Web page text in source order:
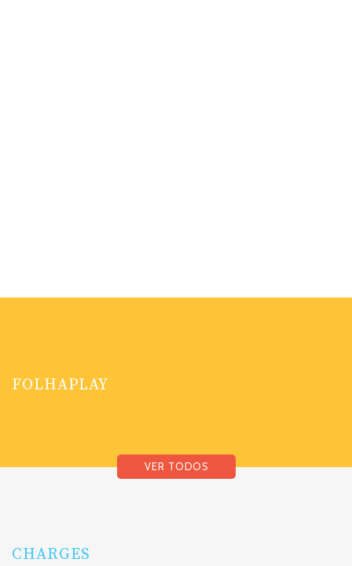
FOLHAPLAY
VER TODOS
CHARGES